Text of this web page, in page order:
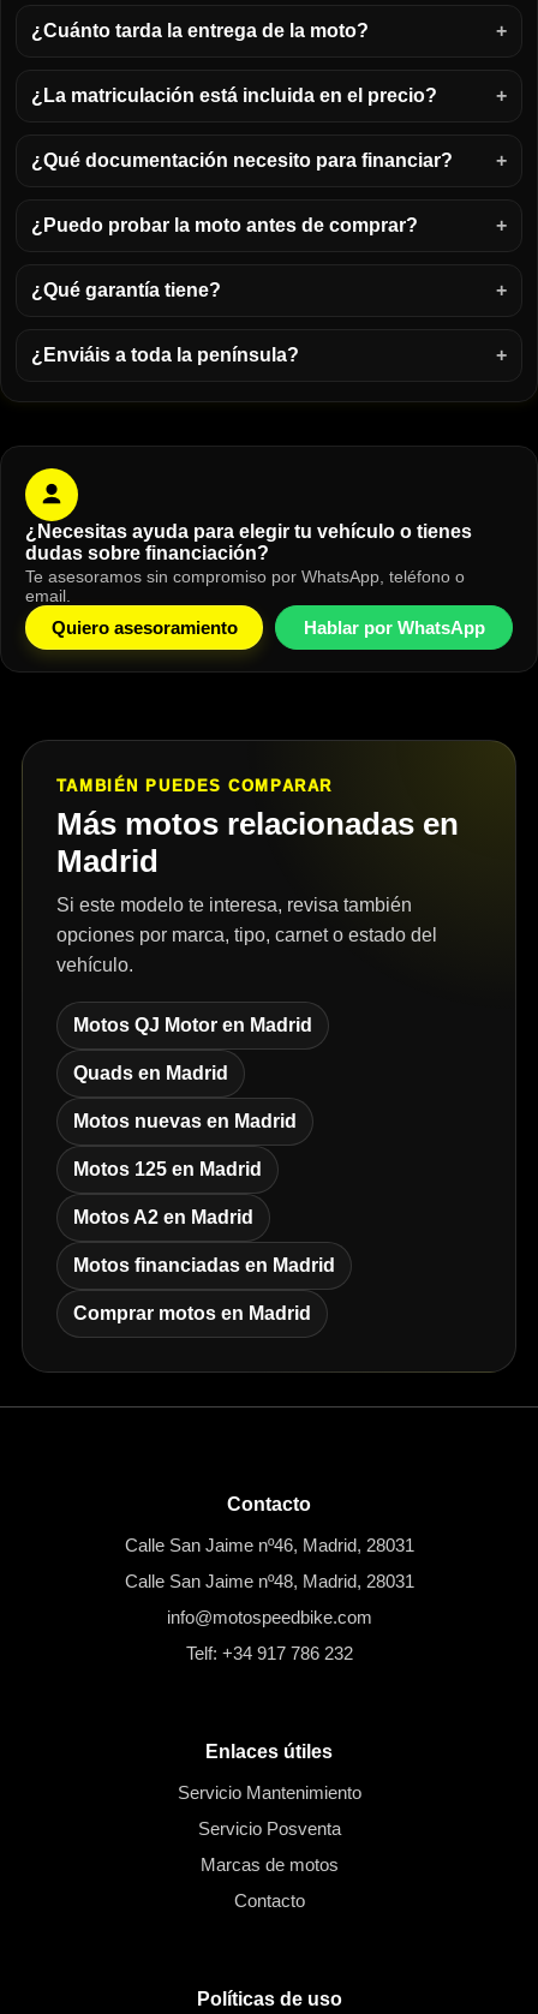
¿Cuánto tarda la entrega de la moto?
¿La matriculación está incluida en el precio?
¿Qué documentación necesito para financiar?
¿Puedo probar la moto antes de comprar?
¿Qué garantía tiene?
¿Enviáis a toda la península?
¿Necesitas ayuda para elegir tu vehículo o tienes
dudas sobre financiación?
Te asesoramos sin compromiso por WhatsApp, teléfono o
email.
Quiero asesoramiento Hablar por WhatsApp
TAMBIÉN PUEDES COMPARAR
Más motos relacionadas en
Madrid
Si este modelo te interesa, revisa también
opciones por marca, tipo, carnet o estado del
vehículo.
Motos QJ Motor en Madrid
Quads en Madrid
Motos nuevas en Madrid
Motos 125 en Madrid
Motos A2 en Madrid
Motos financiadas en Madrid
Comprar motos en Madrid
Contacto
Calle San Jaime nº46, Madrid, 28031
Calle San Jaime nº48, Madrid, 28031
info@motospeedbike.com
Telf: +34 917 786 232
Enlaces útiles
Servicio Mantenimiento
Servicio Posventa
Marcas de motos
Contacto
Políticas de uso